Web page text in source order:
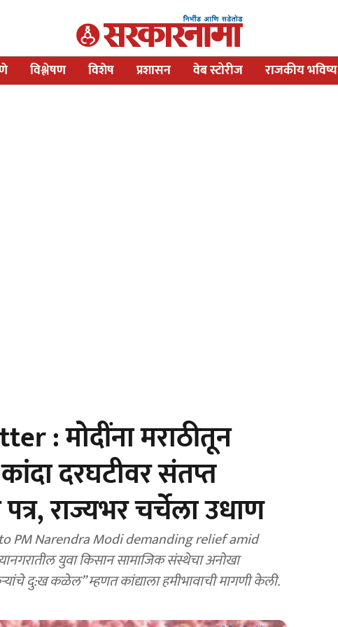
विश्लेषण विशेष प्रशासन वेब स्टोरीज राजकीय भविष्य
: मोदींना मराठीतून
दरघटीवर संतप्त
राज्यभर चर्चेला उधाण
PM Narendra Modi demanding relief amid
युवा किसान सामाजिक संस्थेचा अनोखा
दु:ख कळेल” म्हणत कांद्याला हमीभावाची मागणी केली.